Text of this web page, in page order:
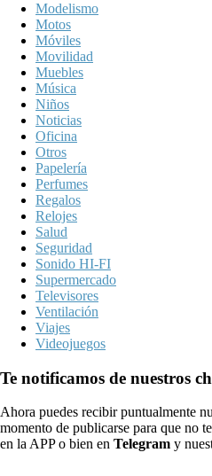
Modelismo
Motos
Móviles
Movilidad
Muebles
Música
Niños
Noticias
Oficina
Otros
Papelería
Perfumes
Regalos
Relojes
Salud
Seguridad
Sonido HI-FI
Supermercado
Televisores
Ventilación
Viajes
Videojuegos
Te notificamos de nuestros
Ahora puedes recibir puntualmente
momento de publicarse para que no
en la APP o bien en Telegram y